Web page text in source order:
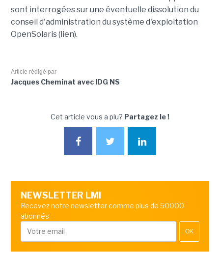
sont interrogées sur une éventuelle dissolution du
conseil d'administration du système d'exploitation
OpenSolaris (lien).
Article rédigé par
Jacques Cheminat avec IDG NS
Cet article vous a plu? Partagez le !
NEWSLETTER LMI
Recevez notre newsletter comme plus de 50000
abonnés
OK